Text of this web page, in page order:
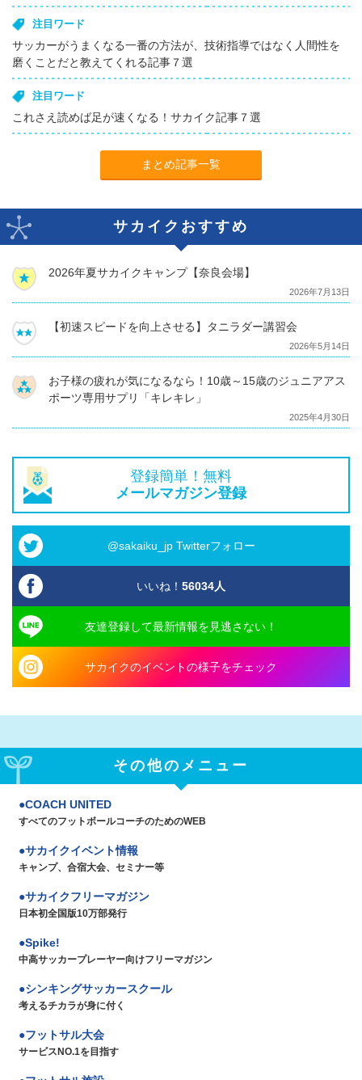
注目ワード
サッカーがうまくなる一番の方法が、技術指導ではなく人間性を
磨くことだと教えてくれる記事７選
注目ワード
これさえ読めば足が速くなる！サカイク記事７選
まとめ記事一覧
サカイクおすすめ
2026年夏サカイクキャンプ【奈良会場】
2026年7月13日
【初速スピードを向上させる】タニラダー講習会
2026年5月14日
お子様の疲れが気になるなら！10歳～15歳のジュニアアス
ポーツ専用サプリ「キレキレ」
2025年4月30日
登録簡単！無料
メールマガジン登録
@sakaiku_jp Twitterフォロー
いいね！ 56034人
友達登録して最新情報を見逃さない！
サカイクのイベントの様子をチェック
その他のメニュー
COACH UNITED
すべてのフットボールコーチのためのWEB
サカイクイベント情報
キャンプ、合宿大会、セミナー等
サカイクフリーマガジン
日本初全国版10万部発行
Spike!
中高サッカープレーヤー向けフリーマガジン
シンキングサッカースクール
考えるチカラが身に付く
フットサル大会
サービスNO.1を目指す